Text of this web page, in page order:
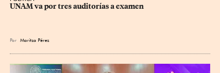
UNAM va por tres auditorías a examen
Por Maritza Pérez